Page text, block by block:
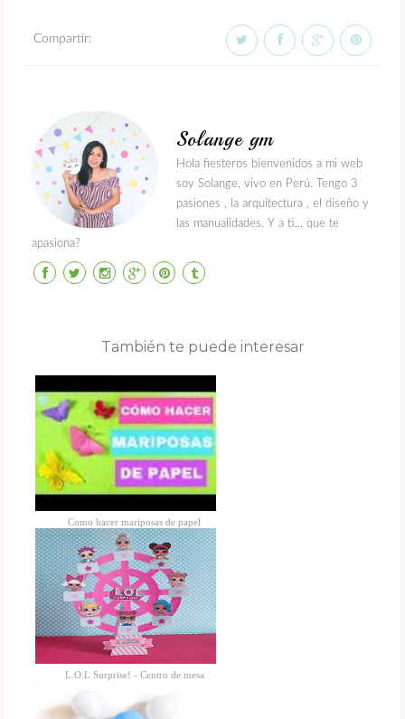
Compartir:
Solange gm
Hola fiesteros bienvenidos a mi web
soy Solange, vivo en Perú. Tengo 3
pasiones , la arquitectura , el diseño y
las manualidades. Y a ti... que te
apasiona?
También te puede interesar
Como hacer mariposas de papel
L.O.L Surprise! - Centro de mesa